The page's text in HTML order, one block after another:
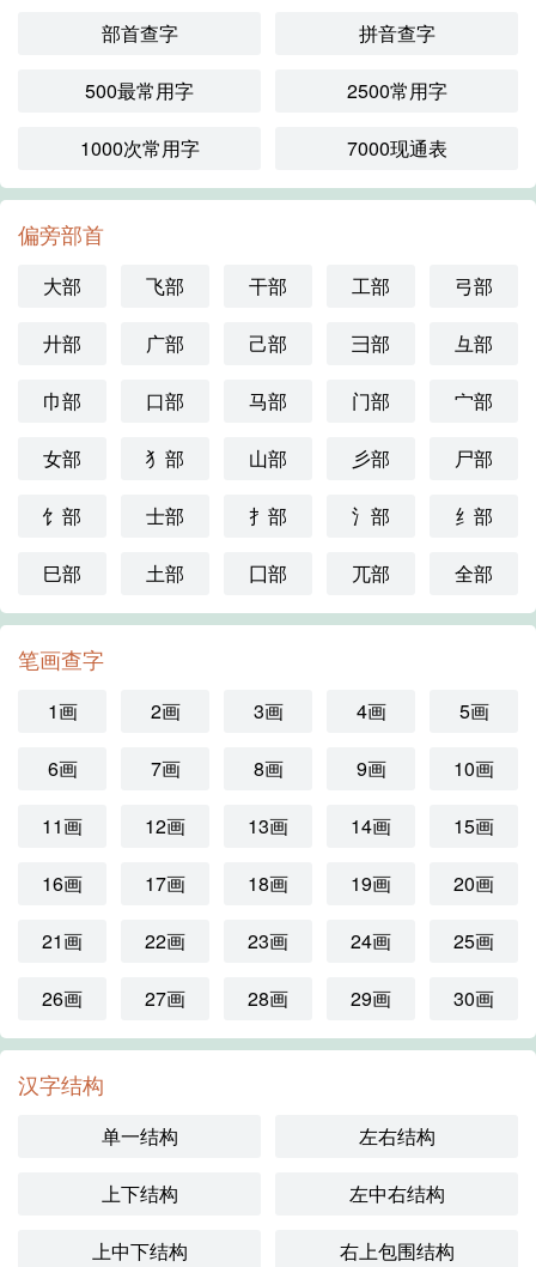
部首查字 拼音查字
500最常用字 2500常用字
1000次常用字 7000现通表
偏旁部首
大部 飞部 干部 工部 弓部
廾部 广部 己部 彐部 彑部
巾部 口部 马部 门部 宀部
女部 犭部 山部 彡部 尸部
饣部 士部 扌部 氵部 纟部
巳部 土部 囗部 兀部 全部
笔画查字
1画 2画 3画 4画 5画
6画 7画 8画 9画 10画
11画 12画 13画 14画 15画
16画 17画 18画 19画 20画
21画 22画 23画 24画 25画
26画 27画 28画 29画 30画
汉字结构
单一结构 左右结构
上下结构 左中右结构
上中下结构 右上包围结构